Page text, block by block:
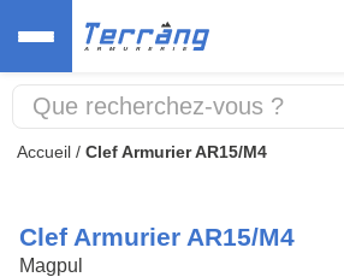
Accueil / Clef Armurier AR15/M4
Clef Armurier AR15/M4
Magpul